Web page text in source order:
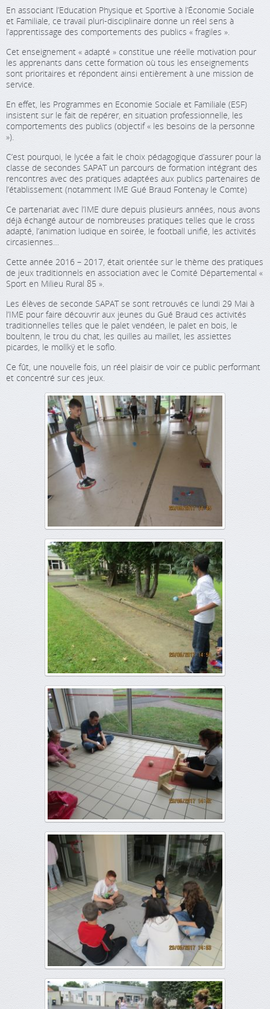
En associant l’Education Physique et Sportive à l’Économie Sociale
et Familiale, ce travail pluri-disciplinaire donne un réel sens à
l’apprentissage des comportements des publics « fragiles ».
Cet enseignement « adapté » constitue une réelle motivation pour
les apprenants dans cette formation où tous les enseignements
sont prioritaires et répondent ainsi entièrement à une mission de
service.
En effet, les Programmes en Economie Sociale et Familiale (ESF)
insistent sur le fait de repérer, en situation professionnelle, les
comportements des publics (objectif « les besoins de la personne
»).
C’est pourquoi, le lycée a fait le choix pédagogique d’assurer pour la
classe de secondes SAPAT un parcours de formation intégrant des
rencontres avec des pratiques adaptées aux publics partenaires de
l’établissement (notamment IME Gué Braud Fontenay le Comte)
Ce partenariat avec l’IME dure depuis plusieurs années, nous avons
déjà échangé autour de nombreuses pratiques telles que le cross
adapté, l’animation ludique en soirée, le football unifié, les activités
circasiennes…
Cette année 2016 – 2017, était orientée sur le thème des pratiques
de jeux traditionnels en association avec le Comité Départemental «
Sport en Milieu Rural 85 ».
Les élèves de seconde SAPAT se sont retrouvés ce lundi 29 Mai à
l’IME pour faire découvrir aux jeunes du Gué Braud ces activités
traditionnelles telles que le palet vendéen, le palet en bois, le
boultenn, le trou du chat, les quilles au maillet, les assiettes
picardes, le mollkÿ et le soflo.
Ce fût, une nouvelle fois, un réel plaisir de voir ce public performant
et concentré sur ces jeux.